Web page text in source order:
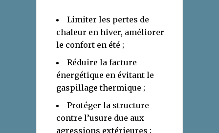
Limiter les pertes de
chaleur en hiver, améliorer
le confort en été ;
Réduire la facture
énergétique en évitant le
gaspillage thermique ;
Protéger la structure
contre l’usure due aux
agressions extérieures ;